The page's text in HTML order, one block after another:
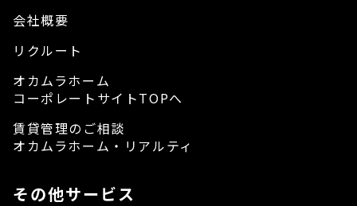
会社概要
リクルート
オカムラホーム
コーポレートサイトTOPへ
賃貸管理のご相談
オカムラホーム・リアルティ
その他サービス